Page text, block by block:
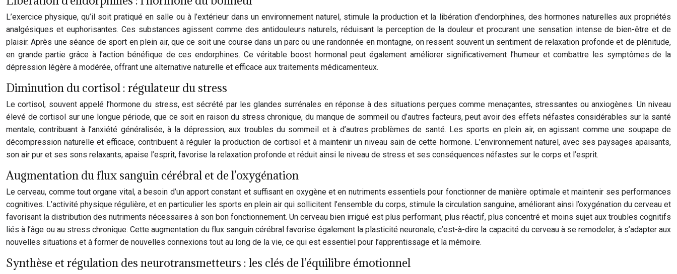
L’exercice physique, qu’il soit pratiqué en salle ou à l’extérieur dans un environnement naturel, stimule la production et la libération d’endorphines, des hormones naturelles aux propriétés
analgésiques et euphorisantes. Ces substances agissent comme des antidouleurs naturels, réduisant la perception de la douleur et procurant une sensation intense de bien-être et de
plaisir. Après une séance de sport en plein air, que ce soit une course dans un parc ou une randonnée en montagne, on ressent souvent un sentiment de relaxation profonde et de plénitude,
en grande partie grâce à l’action bénéfique de ces endorphines. Ce véritable boost hormonal peut également améliorer significativement l’humeur et combattre les symptômes de la
dépression légère à modérée, offrant une alternative naturelle et efficace aux traitements médicamenteux.
Diminution du cortisol : régulateur du stress
Le cortisol, souvent appelé l’hormone du stress, est sécrété par les glandes surrénales en réponse à des situations perçues comme menaçantes, stressantes ou anxiogènes. Un niveau
élevé de cortisol sur une longue période, que ce soit en raison du stress chronique, du manque de sommeil ou d’autres facteurs, peut avoir des effets néfastes considérables sur la santé
mentale, contribuant à l’anxiété généralisée, à la dépression, aux troubles du sommeil et à d’autres problèmes de santé. Les sports en plein air, en agissant comme une soupape de
décompression naturelle et efficace, contribuent à réguler la production de cortisol et à maintenir un niveau sain de cette hormone. L’environnement naturel, avec ses paysages apaisants,
son air pur et ses sons relaxants, apaise l’esprit, favorise la relaxation profonde et réduit ainsi le niveau de stress et ses conséquences néfastes sur le corps et l’esprit.
Augmentation du flux sanguin cérébral et de l’oxygénation
Le cerveau, comme tout organe vital, a besoin d’un apport constant et suffisant en oxygène et en nutriments essentiels pour fonctionner de manière optimale et maintenir ses performances
cognitives. L’activité physique régulière, et en particulier les sports en plein air qui sollicitent l’ensemble du corps, stimule la circulation sanguine, améliorant ainsi l’oxygénation du cerveau et
favorisant la distribution des nutriments nécessaires à son bon fonctionnement. Un cerveau bien irrigué est plus performant, plus réactif, plus concentré et moins sujet aux troubles cognitifs
liés à l’âge ou au stress chronique. Cette augmentation du flux sanguin cérébral favorise également la plasticité neuronale, c’est-à-dire la capacité du cerveau à se remodeler, à s’adapter aux
nouvelles situations et à former de nouvelles connexions tout au long de la vie, ce qui est essentiel pour l’apprentissage et la mémoire.
Synthèse et régulation des neurotransmetteurs : les clés de l’équilibre émotionnel